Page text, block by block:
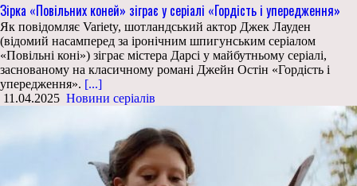
Зірка «Повільних коней» зіграє у серіалі «Гордість і упередження»
Як повідомляє Variety, шотландський актор Джек Лауден
(відомий насамперед за іронічним шпигунським серіалом
«Повільні коні») зіграє містера Дарсі у майбутньому серіалі,
заснованому на класичному романі Джейн Остін «Гордість і
упередження». [...]
11.04.2025 Новини серіалів